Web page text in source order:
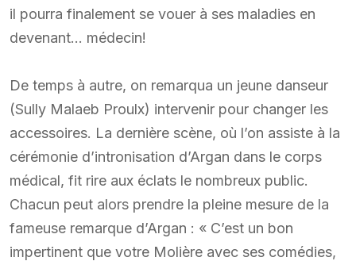
il pourra finalement se vouer à ses maladies en
devenant… médecin!
De temps à autre, on remarqua un jeune danseur
(Sully Malaeb Proulx) intervenir pour changer les
accessoires. La dernière scène, où l’on assiste à la
cérémonie d’intronisation d’Argan dans le corps
médical, fit rire aux éclats le nombreux public.
Chacun peut alors prendre la pleine mesure de la
fameuse remarque d’Argan : « C’est un bon
impertinent que votre Molière avec ses comédies,